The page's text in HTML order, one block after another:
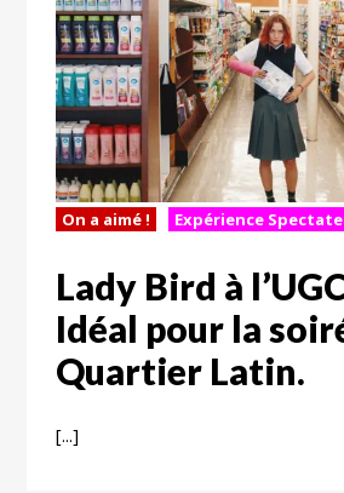
On a aimé ! Expérience
Lady Bird à
Idéal pour la
Quartier Latin.
[...]